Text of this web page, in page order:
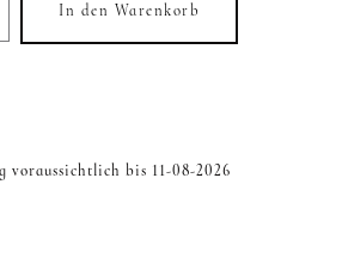
In den Warenkorb
voraussichtlich bis 11-08-2026